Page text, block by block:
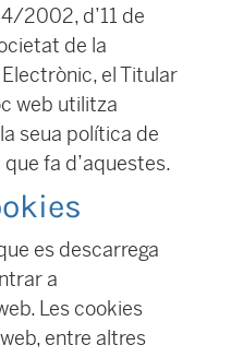
2002, d’11 de
de la
el Titular
web utilitza
seua política de
fa d’aquestes.
es descarrega
a
Les cookies
entre altres